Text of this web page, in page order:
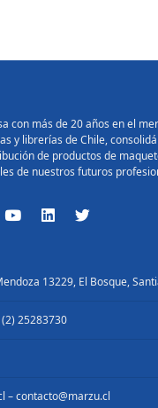
con más de 20 años en el
y librerías de Chile,
de productos de
de nuestros futuros
13229, El Bosque,
25283730
– contacto@marzu.cl